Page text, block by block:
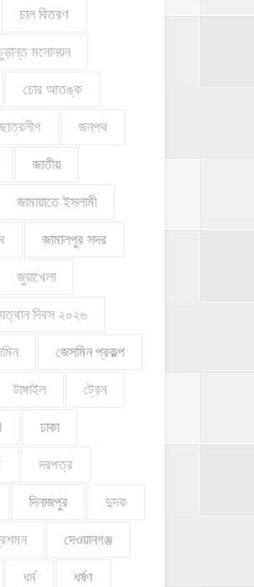
চাল বিতরণ
মনোনয়ন
চোর আতঙ্ক
ছাত্রলীগ জনপথ
জাতীয়
জামায়াতে ইসলামী
জামালপুর সদর
জুয়াখেলা
দিবস ২০২৬
জেসমিন প্রকল্প
টাঙ্গাইল ট্রেন
ঢাকা
দরপত্র
দিনাজপুর দুদক
দেওয়ানগঞ্জ
ধর্ম ধর্ষণ